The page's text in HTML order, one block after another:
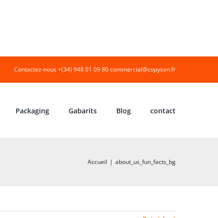
Contactez-nous +(34) 948 01 09 80commercial@copysan.fr
Packaging Gabarits Blog contact
Accueil | about_us_fun_facts_bg